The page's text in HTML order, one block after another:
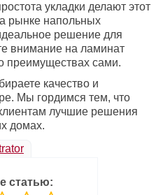
укладки делают этот
рынке напольных
решение для
внимание на ламинат
преимуществах сами.
качество и
Мы гордимся тем, что
лучшие решения
домах.
статью: